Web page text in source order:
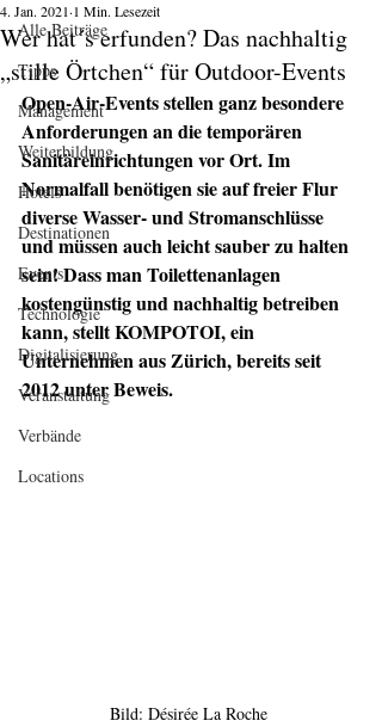
Alle Beiträge
Tipps
Management
Weiterbildung
Hotels
Destinationen
Events
Technologie
Digitalisierung
Veranstaltung
Verbände
Locations
Wer hat´s erfunden? Das nachhaltig
„stille Örtchen“ für Outdoor-Events
4. Jan. 2021 1 Min. Lesezeit
Open-Air-Events stellen ganz besondere
Anforderungen an die temporären
Sanitäreinrichtungen vor Ort. Im
Normalfall benötigen sie auf freier Flur
diverse Wasser- und Stromanschlüsse
und müssen auch leicht sauber zu halten
sein! Dass man Toilettenanlagen
kostengünstig und nachhaltig betreiben
kann, stellt KOMPOTOI, ein
Unternehmen aus Zürich, bereits seit
2012 unter Beweis.
Bild: Désirée La Roche